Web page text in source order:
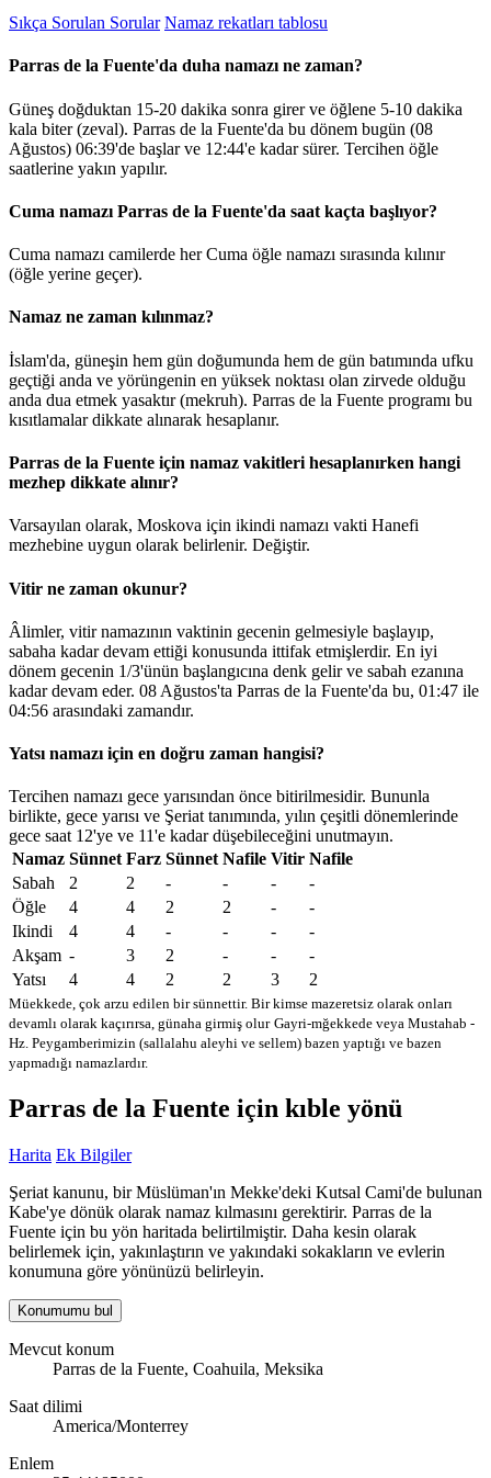
Sıkça Sorulan Sorular Namaz rekatları tablosu
Parras de la Fuente'da duha namazı ne zaman?
Güneş doğduktan 15-20 dakika sonra girer ve öğlene 5-10 dakika
kala biter (zeval). Parras de la Fuente'da bu dönem bugün (08
Ağustos) 06:39'de başlar ve 12:44'e kadar sürer. Tercihen öğle
saatlerine yakın yapılır.
Cuma namazı Parras de la Fuente'da saat kaçta başlıyor?
Cuma namazı camilerde her Cuma öğle namazı sırasında kılınır
(öğle yerine geçer).
Namaz ne zaman kılınmaz?
İslam'da, güneşin hem gün doğumunda hem de gün batımında ufku
geçtiği anda ve yörüngenin en yüksek noktası olan zirvede olduğu
anda dua etmek yasaktır (mekruh). Parras de la Fuente programı bu
kısıtlamalar dikkate alınarak hesaplanır.
Parras de la Fuente için namaz vakitleri hesaplanırken hangi
mezhep dikkate alınır?
Varsayılan olarak, Moskova için ikindi namazı vakti Hanefi
mezhebine uygun olarak belirlenir. Değiştir.
Vitir ne zaman okunur?
Âlimler, vitir namazının vaktinin gecenin gelmesiyle başlayıp,
sabaha kadar devam ettiği konusunda ittifak etmişlerdir. En iyi
dönem gecenin 1/3'ünün başlangıcına denk gelir ve sabah ezanına
kadar devam eder. 08 Ağustos'ta Parras de la Fuente'da bu, 01:47 ile
04:56 arasındaki zamandır.
Yatsı namazı için en doğru zaman hangisi?
Tercihen namazı gece yarısından önce bitirilmesidir. Bununla
birlikte, gece yarısı ve Şeriat tanımında, yılın çeşitli dönemlerinde
gece saat 12'ye ve 11'e kadar düşebileceğini unutmayın.
Namaz Sünnet Farz Sünnet Nafile Vitir Nafile
Sabah
2 2 - - -
-
Öğle
4 4 2 2 -
-
Ikindi
4 4 - - -
-
Akşam - 3 2 - -
-
Yatsı
4 4 2 2 3 2
Müekkede, çok arzu edilen bir sünnettir. Bir kimse mazeretsiz olarak onları
devamlı olarak kaçırırsa, günaha girmiş olur Gayri-mğekkede veya Mustahab -
Hz. Peygamberimizin (sallalahu aleyhi ve sellem) bazen yaptığı ve bazen
yapmadığı namazlardır.
Parras de la Fuente için kıble yönü
Harita Ek Bilgiler
Şeriat kanunu, bir Müslüman'ın Mekke'deki Kutsal Cami'de bulunan
Kabe'ye dönük olarak namaz kılmasını gerektirir. Parras de la
Fuente için bu yön haritada belirtilmiştir. Daha kesin olarak
belirlemek için, yakınlaştırın ve yakındaki sokakların ve evlerin
konumuna göre yönünüzü belirleyin.
Konumumu bul
Mevcut konum
Parras de la Fuente, Coahuila, Meksika
Saat dilimi
America/Monterrey
Enlem